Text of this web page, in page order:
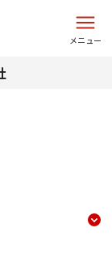
メニュー